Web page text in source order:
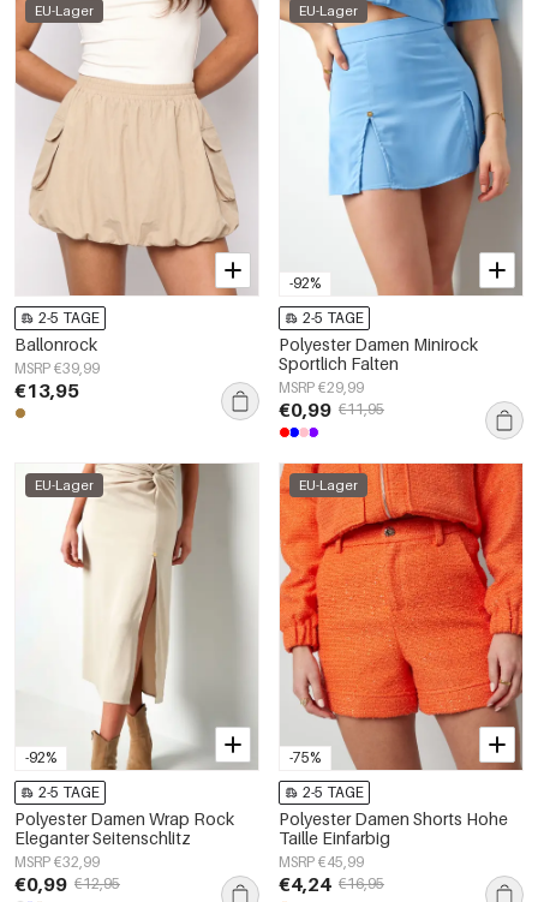
EU-Lager
2-5 TAGE
Ballonrock
MSRP €39,99
€13,95
-92%
EU-Lager
2-5 TAGE
Polyester Damen Minirock
Sportlich Falten
MSRP €29,99
€0,99 €11,95
-92%
EU-Lager
2-5 TAGE
Polyester Damen Wrap Rock
Eleganter Seitenschlitz
MSRP €32,99
€0,99 €12,95
-75%
EU-Lager
2-5 TAGE
Polyester Damen Shorts Hohe
Taille Einfarbig
MSRP €45,99
€4,24 €16,95